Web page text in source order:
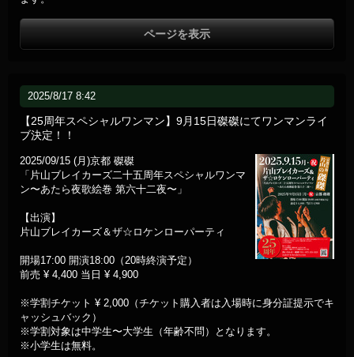
ページを表示
2025/8/17 8:42
【25周年スペシャルワンマン】9月15日磔磔にてワンマンライ
ブ決定！！
2025/09/15 (月)京都 磔磔
「片山ブレイカーズ二十五周年スペシャルワンマ
ン〜あたら夜歌絵巻 第六十二夜〜」
【出演】
片山ブレイカーズ＆ザ☆ロケンローパーティ
開場17:00 開演18:00（20時終演予定）
前売 ¥ 4,400 当日 ¥ 4,900
※学割チケット ¥ 2,000（チケット購入者は入場時に身分証提示でキ
ャッシュバック）
※学割対象は中学生〜大学生（年齢不問）となります。
※小学生は無料。